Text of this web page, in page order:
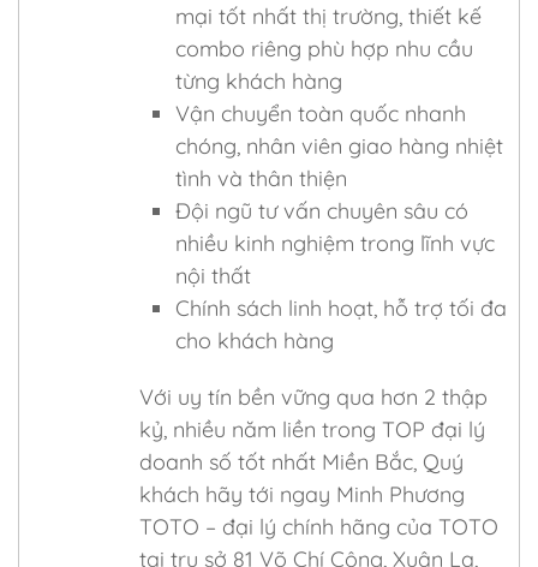
mại tốt nhất thị trường, thiết kế
combo riêng phù hợp nhu cầu
từng khách hàng
Vận chuyển toàn quốc nhanh
chóng, nhân viên giao hàng nhiệt
tình và thân thiện
Đội ngũ tư vấn chuyên sâu có
nhiều kinh nghiệm trong lĩnh vực
nội thất
Chính sách linh hoạt, hỗ trợ tối đa
cho khách hàng
Với uy tín bền vững qua hơn 2 thập
kỷ, nhiều năm liền trong TOP đại lý
doanh số tốt nhất Miền Bắc, Quý
khách hãy tới ngay Minh Phương
TOTO – đại lý chính hãng của TOTO
tại trụ sở 81 Võ Chí Công, Xuân La,